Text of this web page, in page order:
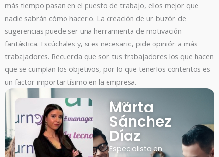
más tiempo pasan en el puesto de trabajo, ellos mejor que
nadie sabrán cómo hacerlo. La creación de un buzón de
sugerencias puede ser una herramienta de motivación
fantástica. Escúchales y, si es necesario, pide opinión a más
trabajadores. Recuerda que son tus trabajadores los que hacen
que se cumplan los objetivos, por lo que tenerlos contentos es
un factor importantísimo en la empresa.
Autor
Marta
Sánchez
Díaz
Especialista en